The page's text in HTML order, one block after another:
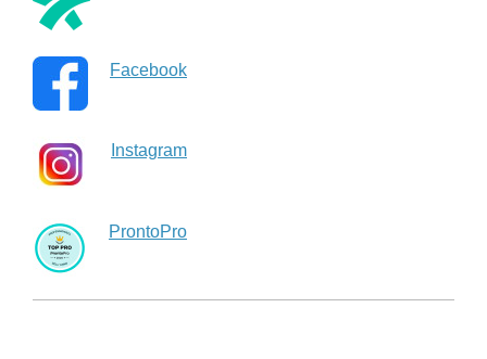
Facebook
Instagram
ProntoPro